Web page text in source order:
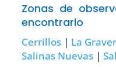
Zonas de
encontrarlo
Cerrillos | La
Salinas Nuevas |